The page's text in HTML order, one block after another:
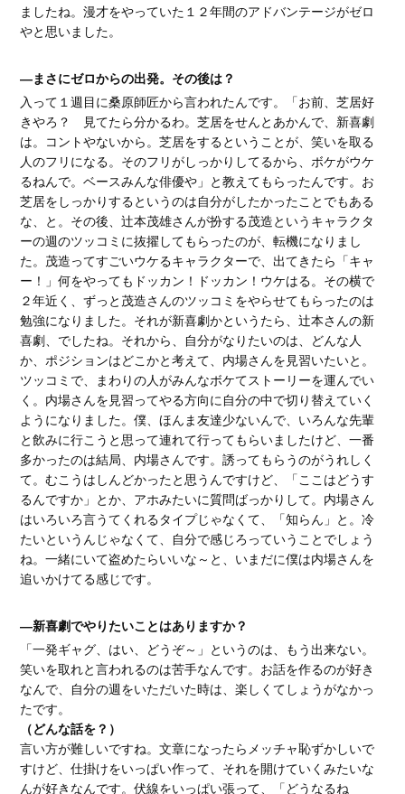
ましたね。漫才をやっていた１２年間のアドバンテージがゼロ
やと思いました。
―まさにゼロからの出発。その後は？
入って１週目に桑原師匠から言われたんです。「お前、芝居好
きやろ？ 見てたら分かるわ。芝居をせんとあかんで、新喜劇
は。コントやないから。芝居をするということが、笑いを取る
人のフリになる。そのフリがしっかりしてるから、ボケがウケ
るねんで。ベースみんな俳優や」と教えてもらったんです。お
芝居をしっかりするというのは自分がしたかったことでもある
な、と。その後、辻本茂雄さんが扮する茂造というキャラクタ
ーの週のツッコミに抜擢してもらったのが、転機になりまし
た。茂造ってすごいウケるキャラクターで、出てきたら「キャ
ー！」何をやってもドッカン！ドッカン！ウケはる。その横で
２年近く、ずっと茂造さんのツッコミをやらせてもらったのは
勉強になりました。それが新喜劇かというたら、辻本さんの新
喜劇、でしたね。それから、自分がなりたいのは、どんな人
か、ポジションはどこかと考えて、内場さんを見習いたいと。
ツッコミで、まわりの人がみんなボケてストーリーを運んでい
く。内場さんを見習ってやる方向に自分の中で切り替えていく
ようになりました。僕、ほんま友達少ないんで、いろんな先輩
と飲みに行こうと思って連れて行ってもらいましたけど、一番
多かったのは結局、内場さんです。誘ってもらうのがうれしく
て。むこうはしんどかったと思うんですけど、「ここはどうす
るんですか」とか、アホみたいに質問ばっかりして。内場さん
はいろいろ言うてくれるタイプじゃなくて、「知らん」と。冷
たいというんじゃなくて、自分で感じろっていうことでしょう
ね。一緒にいて盗めたらいいな～と、いまだに僕は内場さんを
追いかけてる感じです。
―新喜劇でやりたいことはありますか？
「一発ギャグ、はい、どうぞ～」というのは、もう出来ない。
笑いを取れと言われるのは苦手なんです。お話を作るのが好き
なんで、自分の週をいただいた時は、楽しくてしょうがなかっ
たです。
（どんな話を？）
言い方が難しいですね。文章になったらメッチャ恥ずかしいで
すけど、仕掛けをいっぱい作って、それを開けていくみたいな
んが好きなんです。伏線をいっぱい張って、「どうなるね